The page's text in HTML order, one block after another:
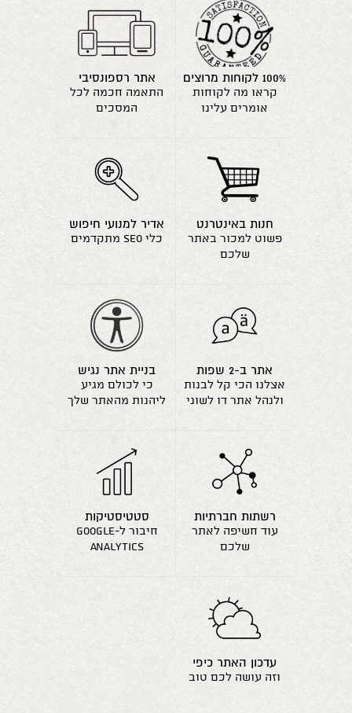
100% לקוחות מרוצים
קראו מה לקוחות
אומרים עלינו
אתר רספונסיבי
התאמה חכמה לכל
המסכים
חנות באינטרנט
פשוט למכור באתר
שלכם
אדיר למנועי חיפוש
כלי seo מתקדמים
אתר ב-2 שפות
אצלנו הכי קל לבנות
ולנהל אתר דו לשוני
בניית אתר נגיש
כי לכולם מגיע
ליהנות מהאתר שלך
רשתות חברתיות
עוד חשיפה לאתר
שלכם
סטטיסטיקות
חיבור ל-google
analytics
עדכון האתר כיפי
וזה עושה לכם טוב